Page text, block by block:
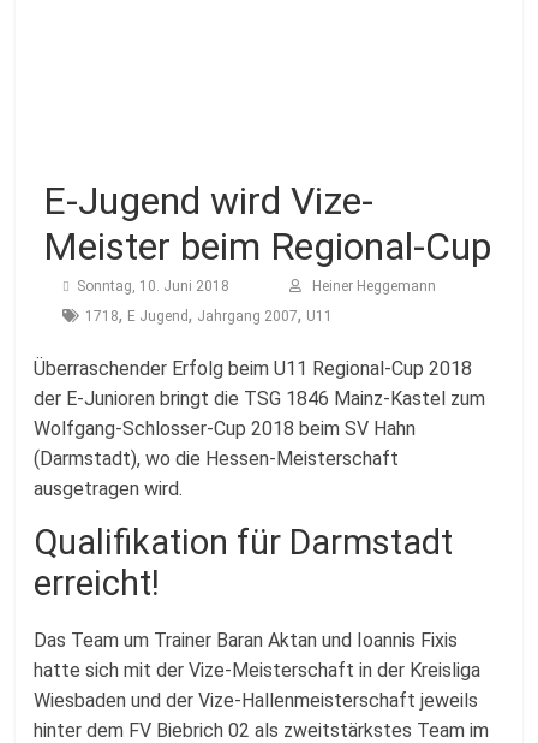
E-Jugend wird Vize-
Meister beim Regional-Cup
Sonntag, 10. Juni 2018
Heiner Heggemann
1718, E Jugend, Jahrgang 2007, U11
Überraschender Erfolg beim U11 Regional-Cup 2018
der E-Junioren bringt die TSG 1846 Mainz-Kastel zum
Wolfgang-Schlosser-Cup 2018 beim SV Hahn
(Darmstadt),wo die Hessen-Meisterschaft
ausgetragen wird.
Qualifikation für Darmstadt
erreicht!
Das Team um Trainer Baran Aktan und Ioannis Fixis
hatte sich mit der Vize-Meisterschaft in der Kreisliga
Wiesbaden und der Vize-Hallenmeisterschaft jeweils
hinter dem FV Biebrich 02 als zweitstärkstes Team im